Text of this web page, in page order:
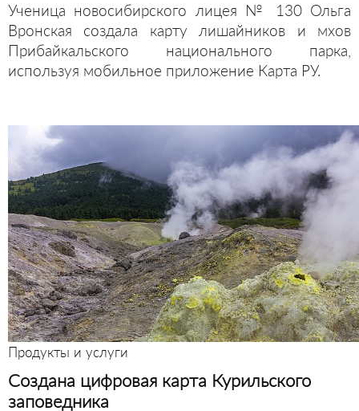
Ученица новосибирского лицея № 130 Ольга
Вронская создала карту лишайников и мхов
Прибайкальского национального парка,
используя мобильное приложение Карта РУ.
Продукты и услуги
Создана цифровая карта Курильского
заповедника